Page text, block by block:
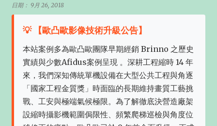
日期： 9月 26, 2018
💡 【歐凸歐影像技術升級公告】
本站案例多為歐凸歐團隊早期經銷 Brinno 之歷史
實績與少數Afidus案例呈現 。深耕工程縮時 14 年
來，我們深知傳統單機設備在大型公共工程與角逐
「國家工程金質獎」時面臨的長期維持畫質工藝挑
戰、工安與極端氣候極限。為了解徹底決營造廠架
設縮時攝影機範圍侷限性、頻繁爬梯巡檢與角度位